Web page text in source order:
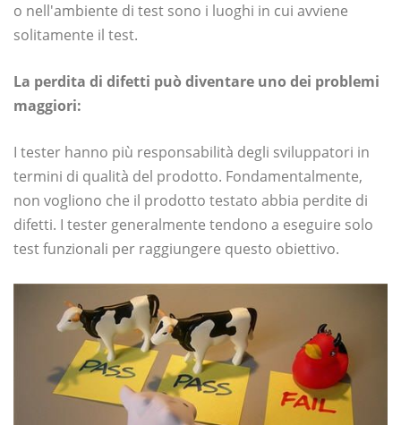
o nell'ambiente di test sono i luoghi in cui avviene
solitamente il test.
La perdita di difetti può diventare uno dei problemi
maggiori:
I tester hanno più responsabilità degli sviluppatori in
termini di qualità del prodotto. Fondamentalmente,
non vogliono che il prodotto testato abbia perdite di
difetti. I tester generalmente tendono a eseguire solo
test funzionali per raggiungere questo obiettivo.